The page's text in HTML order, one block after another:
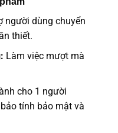
người dùng chuyển
thiết.
Làm việc mượt mà
cho 1 người
tính bảo mật và